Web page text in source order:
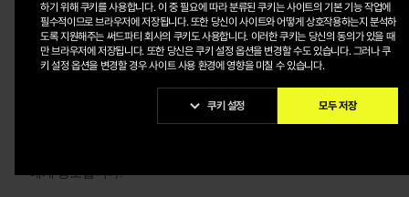
제23조 (이용제한의 사유와 절차)
[1] 회사는 위반행위의 내용, 정도, 횟수, 결과 등 제반사정을 고
에게 통보합니다.
하기 위해 쿠키를 사용합니다. 이 중 필요에 따라 분류된 쿠키는 사이트의 기본 기능 작업에
필수적이므로 브라우저에 저장됩니다. 또한 당신이 사이트와 어떻게 상호작용하는지 분석하
도록 지원해주는 써드파티 회사의 쿠키도 사용합니다. 이러한 쿠키는 당신의 동의가 있을 때
만 브라우저에 저장됩니다. 또한 당신은 쿠키 설정 옵션을 변경할 수도 있습니다. 그러나 쿠
키 설정 옵션을 변경할 경우 사이트 사용 환경에 영향을 미칠 수 있습니다.
쿠키 설정 모두 저장